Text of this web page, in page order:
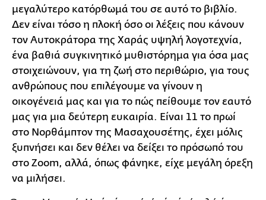
μεγαλύτερο κατόρθωμά του σε αυτό το βιβλίο.
Δεν είναι τόσο η πλοκή όσο οι λέξεις που κάνουν
τον Αυτοκράτορα της Χαράς υψηλή λογοτεχνία,
ένα βαθιά συγκινητικό μυθιστόρημα για όσα μας
στοιχειώνουν, για τη ζωή στο περιθώριο, για τους
ανθρώπους που επιλέγουμε να γίνουν η
οικογένειά μας και για το πώς πείθουμε τον εαυτό
μας για μια δεύτερη ευκαιρία. Είναι 11 το πρωί
στο Νορθάμπτον της Μασαχουσέτης, έχει μόλις
ξυπνήσει και δεν θέλει να δείξει το πρόσωπό του
στο Zoom, αλλά, όπως φάνηκε, είχε μεγάλη όρεξη
να μιλήσει.